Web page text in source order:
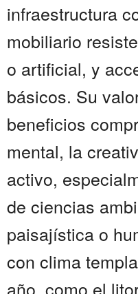
infraestructura
mobiliario
o artificial, y
básicos. Su
beneficios
mental, la
activo,
de ciencias
paisajística o
con clima
año, como el